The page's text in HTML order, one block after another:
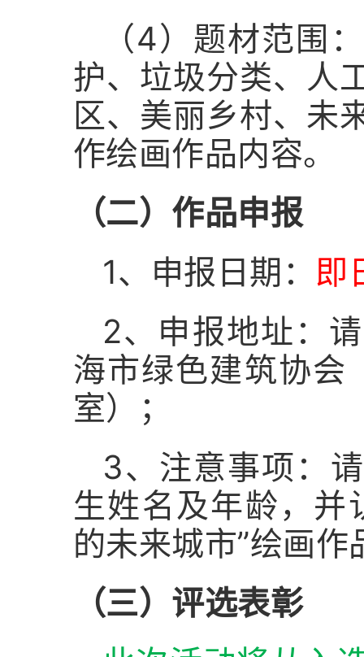
（4）题材范围
护、垃圾分类、人
区、美丽乡村、未
作绘画作品内容。
（二）作品申报
1、申报日期： 即
2、申报地址：
海市绿色建筑协会
室）；
3、注意事项：
生姓名及年龄，并
的未来城市”绘画
（三）评选表彰